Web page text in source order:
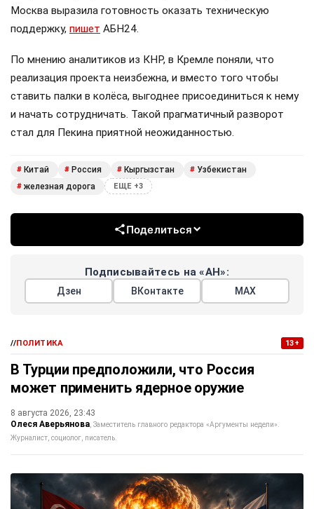
Москва выразила готовность оказать техническую
поддержку, пишет АБН24.
По мнению аналитиков из КНР, в Кремле поняли, что
реализация проекта неизбежна, и вместо того чтобы
ставить палки в колёса, выгоднее присоединиться к нему
и начать сотрудничать. Такой прагматичный разворот
стал для Пекина приятной неожиданностью.
# Китай # Россия # Кыргызстан # Узбекистан
# железная дорога ЕЩЕ +3
Поделиться
Подписывайтесь на «АН»:
Дзен ВКонтакте МАХ
//ПОЛИТИКА 13+
В Турции предположили, что Россия
может применить ядерное оружие
8 августа 2026, 23:43
Олеся Аверьянова Заместитель главного редактора «Аргументы недели».
Журналист, социолог, писатель.